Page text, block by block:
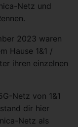
Netz und
2023 waren
Hause 1&1 /
ihren einzelnen
Netz von 1&1
stand dir hier
Netz als